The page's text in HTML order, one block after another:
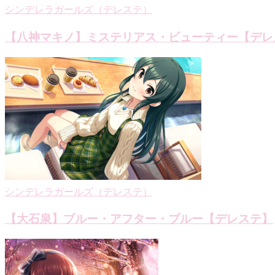
シンデレラガールズ（デレステ）
【八神マキノ】ミステリアス・ビューティー【デ
シンデレラガールズ（デレステ）
【大石泉】ブルー・アフター・ブルー【デレステ】